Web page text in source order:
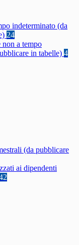
indeterminato (da
24
non a tempo
in tabelle) 4
(da pubblicare
ai dipendenti